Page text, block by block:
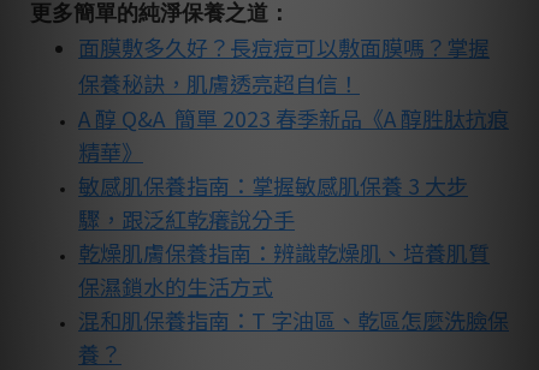
更多簡單的純淨保養之道：
面膜敷多久好？長痘痘可以敷面膜嗎？掌握
保養秘訣，肌膚透亮超自信！
A 醇 Q&A 簡單 2023 春季新品《A 醇胜肽抗痕
精華》
敏感肌保養指南：掌握敏感肌保養 3 大步
驟，跟泛紅乾癢說分手
乾燥肌膚保養指南：辨識乾燥肌、培養肌質
保濕鎖水的生活方式
混和肌保養指南：T 字油區、乾區怎麼洗臉保
養？